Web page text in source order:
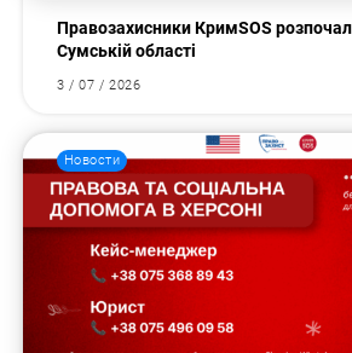
Правозахисники КримSOS
Сумській області
3 / 07 / 2026
Новости